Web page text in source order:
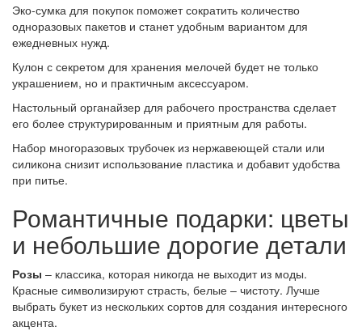
Эко-сумка для покупок поможет сократить количество
одноразовых пакетов и станет удобным вариантом для
ежедневных нужд.
Кулон с секретом для хранения мелочей будет не только
украшением, но и практичным аксессуаром.
Настольный органайзер для рабочего пространства сделает
его более структурированным и приятным для работы.
Набор многоразовых трубочек из нержавеющей стали или
силикона снизит использование пластика и добавит удобства
при питье.
Романтичные подарки: цветы
и небольшие дорогие детали
Розы – классика, которая никогда не выходит из моды.
Красные символизируют страсть, белые – чистоту. Лучше
выбрать букет из нескольких сортов для создания интересного
акцента.